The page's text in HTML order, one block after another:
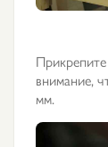
внимание,
мм.